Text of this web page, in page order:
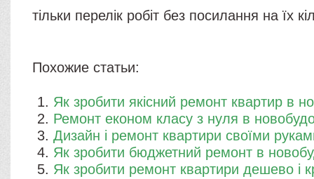
тільки перелік робіт без посилання на їх
Похожие статьи:
Як зробити якісний ремонт квартир в
Ремонт економ класу з нуля в
Дизайн і ремонт квартири своїми
Як зробити бюджетний ремонт в
Як зробити ремонт квартири дешево і